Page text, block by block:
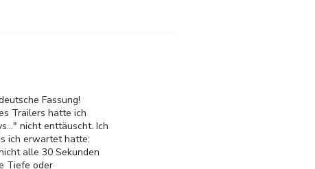
Fassung!
Trailers hatte ich
nicht enttäuscht. Ich
ich erwartet hatte:
alle 30 Sekunden
Tiefe oder